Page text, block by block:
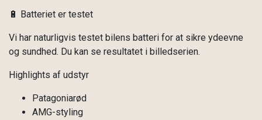
🔋 Batteriet er testet
Vi har naturligvis testet bilens batteri for at sikre ydeevne
og sundhed. Du kan se resultatet i billedserien.
Highlights af udstyr
Patagoniarød
AMG-styling